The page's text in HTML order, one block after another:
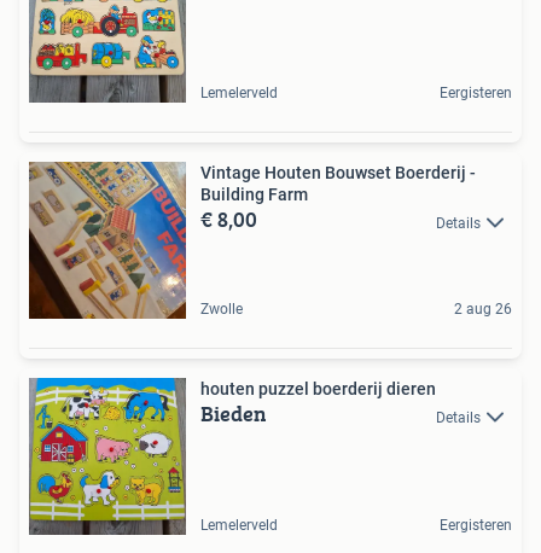
Lemelerveld Eergisteren
Vintage Houten Bouwset Boerderij -
Building Farm
€ 8,00 Details
Zwolle 2 aug 26
houten puzzel boerderij dieren
Bieden Details
Lemelerveld Eergisteren